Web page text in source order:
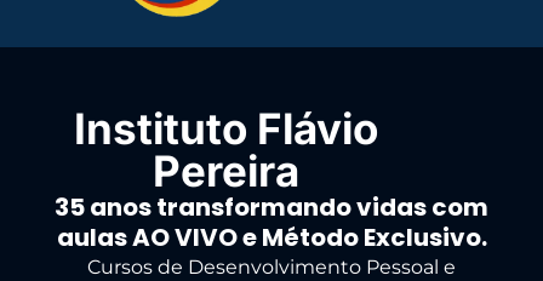
Instituto Flávio
Pereira
35 anos transformando vidas com
aulas AO VIVO e Método Exclusivo.
Cursos de Desenvolvimento Pessoal e